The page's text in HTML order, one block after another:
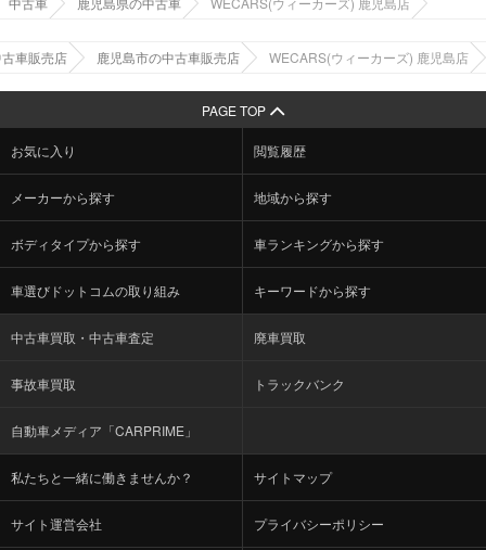
車販売店 鹿児島市の中古車販売店 WECARS(ウィーカーズ) 鹿児島店
PAGE TOP
お気に入り 閲覧履歴
メーカーから探す 地域から探す
ボディタイプから探す 車ランキングから探す
車選びドットコムの取り組み キーワードから探す
中古車買取・中古車査定 廃車買取
事故車買取 トラックバンク
自動車メディア「CARPRIME」
私たちと一緒に働きませんか？ サイトマップ
サイト運営会社 プライバシーポリシー